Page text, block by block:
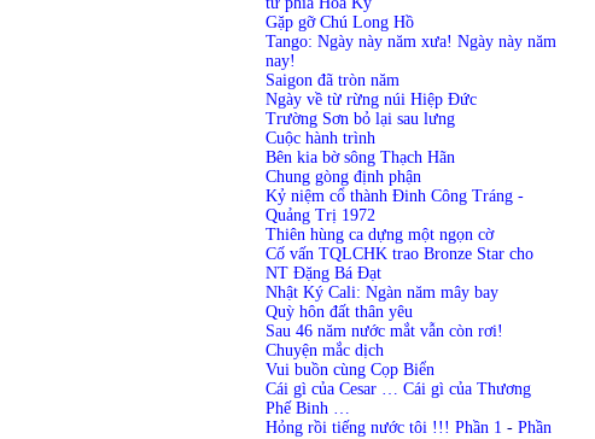
Gặp gỡ Chú Long Hồ
Tango: Ngày này năm xưa! Ngày này năm
nay!
Saigon đã tròn năm
Ngày về từ rừng núi Hiệp Đức
Trường Sơn bỏ lại sau lưng
Cuộc hành trình
Bên kia bờ sông Thạch Hãn
Chung gòng định phận
Kỷ niệm cổ thành Đinh Công Tráng -
Quảng Trị 1972
Thiên hùng ca dựng một ngọn cờ
Cố vấn TQLCHK trao Bronze Star cho
NT Đặng Bá Đạt
Nhật Ký Cali: Ngàn năm mây bay
Quỳ hôn đất thân yêu
Sau 46 năm nước mắt vẫn còn rơi!
Chuyện mắc dịch
Vui buồn cùng Cọp Biển
Cái gì của Cesar … Cái gì của Thương
Phế Binh …
Hỏng rồi tiếng nước tôi !!! Phần 1 -Phần